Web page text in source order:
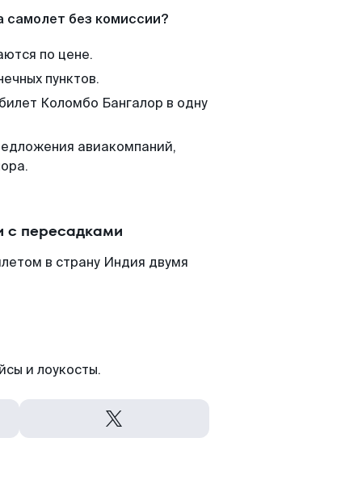
самолет без комиссии?
по цене.
пунктов.
Коломбо Бангалор в одну
авиакомпаний,
с пересадками
в страну Индия двумя
и лоукосты.